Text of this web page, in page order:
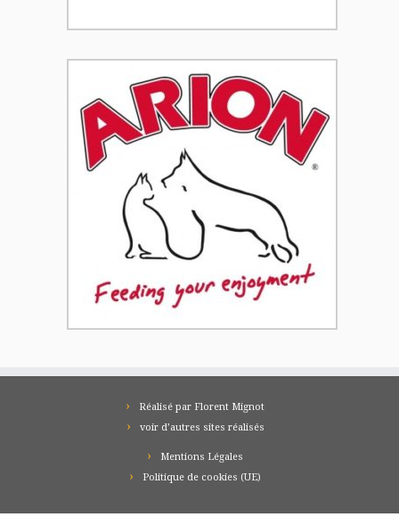
Réalisé par Florent Mignot
voir d’autres sites réalisés
Mentions Légales
Politique de cookies (UE)